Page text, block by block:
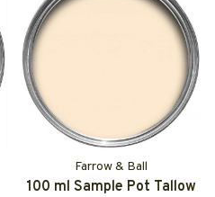
Farrow & Ball
100 ml Sample Pot Tallow